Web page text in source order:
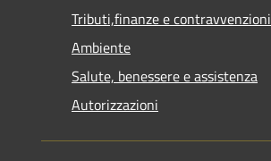
Tributi,finanze e contravvenzioni
Ambiente
Salute, benessere e assistenza
Autorizzazioni